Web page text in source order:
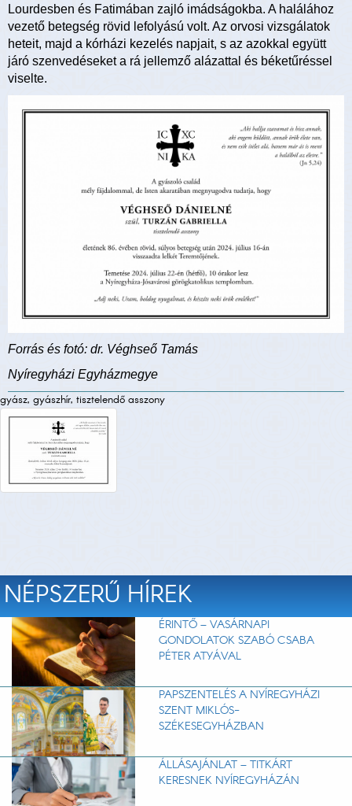
Lourdesben és Fatimában zajló imádságokba. A halálához
vezető betegség rövid lefolyású volt. Az orvosi vizsgálatok
heteit, majd a kórházi kezelés napjait, s az azokkal együtt
járó szenvedéseket a rá jellemző alázattal és béketűréssel
viselte.
Forrás és fotó: dr. Véghseő Tamás
Nyíregyházi Egyházmegye
gyász, gyászhír, tisztelendő asszony
NÉPSZERŰ HÍREK
ÉRINTŐ – VASÁRNAPI
GONDOLATOK SZABÓ CSABA
PÉTER ATYÁVAL
PAPSZENTELÉS A NYÍREGYHÁZI
SZENT MIKLÓS-
SZÉKESEGYHÁZBAN
ÁLLÁSAJÁNLAT – TITKÁRT
KERESNEK NYÍREGYHÁZÁN